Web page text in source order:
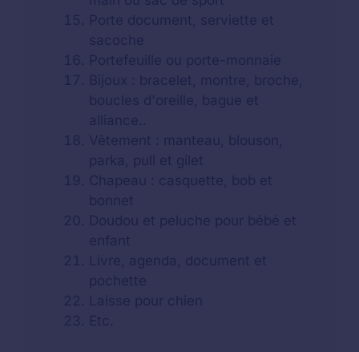
Porte document, serviette et
sacoche
Portefeuille ou porte-monnaie
Bijoux : bracelet, montre, broche,
boucles d'oreille, bague et
alliance..
Vêtement : manteau, blouson,
parka, pull et gilet
Chapeau : casquette, bob et
bonnet
Doudou et peluche pour bébé et
enfant
Livre, agenda, document et
pochette
Laisse pour chien
Etc.